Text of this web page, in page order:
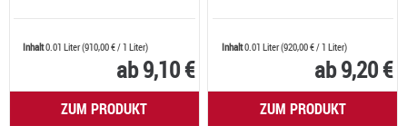
Inhalt0.01 Liter(910,00 €/ 1 Liter)
ab 9,10 €
ZUM PRODUKT
Inhalt0.01 Liter(920,00 €/ 1 Liter)
ab 9,20 €
ZUM PRODUKT